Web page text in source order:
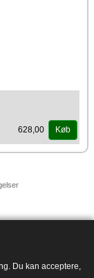
Du kan acceptere,
628,00 Køb